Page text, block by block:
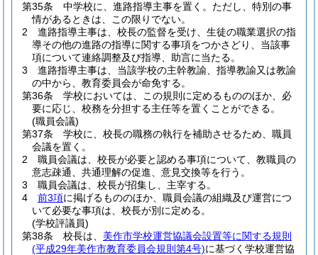
第35条
中学校に、進路指導主事を置く。 ただし、特別の事
情があるときは、この限りでない。
2
進路指導主事は、校長の監督を受け、生徒の職業選択の指
導その他の進路の指導に関する事項をつかさどり、当該事
項について連絡調整及び指導、助言に当たる。
3
進路指導主事は、当該学校の主幹教諭、指導教諭又は教諭
の中から、教育委員会が命免する。
第36条
学校においては、この規則に定めるもののほか、必
要に応じ、校務を分担する主任等を置くことができる。
(職員会議)
第37条
学校に、校長の職務の執行を補助させるため、職員
会議を置く。
2
職員会議は、校長が必要と認める事項について、教職員の
意志疎通、共通理解の促進、意見交換等を行う。
3
職員会議は、校長が招集し、主宰する。
4
前3項に掲げるもののほか、職員会議の組織及び運営につ
いて必要な事項は、校長が別に定める。
(学校評議員)
第38条
校長は、 美作市学校運営協議会設置等に関する規則
(平成29年美作市教育委員会規則第4号)に基づく学校運営協